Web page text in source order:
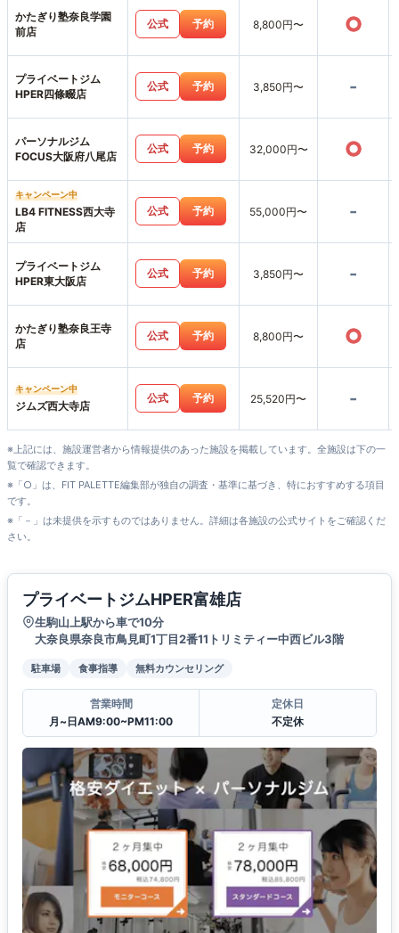
かたぎり塾奈良学園
前店
公式 予約 8,800円〜 ○
プライベートジム
HPER四條畷店
公式 予約 3,850円〜 -
パーソナルジム
FOCUS大阪府八尾店
公式 予約 32,000円〜 ○
キャンペーン中
LB4 FITNESS西大寺
店
公式 予約 55,000円〜 -
プライベートジム
HPER東大阪店
公式 予約 3,850円〜 -
かたぎり塾奈良王寺
店
公式 予約 8,800円〜 ○
キャンペーン中
ジムズ西大寺店
公式 予約 25,520円〜 -
※上記には、施設運営者から情報提供のあった施設を掲載しています。全施設は下の一
覧で確認できます。
※「○」は、FIT PALETTE編集部が独自の調査・基準に基づき、特におすすめする項目
です。
※「－」は未提供を示すものではありません。詳細は各施設の公式サイトをご確認くだ
さい。
プライベートジムHPER富雄店
生駒山上駅から車で10分
大奈良県奈良市鳥見町1丁目2番11トリミティー中西ビル3階
駐車場 食事指導 無料カウンセリング
営業時間
月~日AM9:00~PM11:00
定休日
不定休